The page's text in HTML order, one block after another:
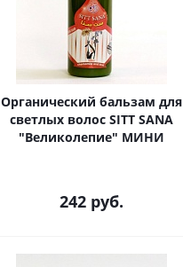
Органический бальзам для
светлых волос SITT SANA
"Великолепие" МИНИ
242руб.